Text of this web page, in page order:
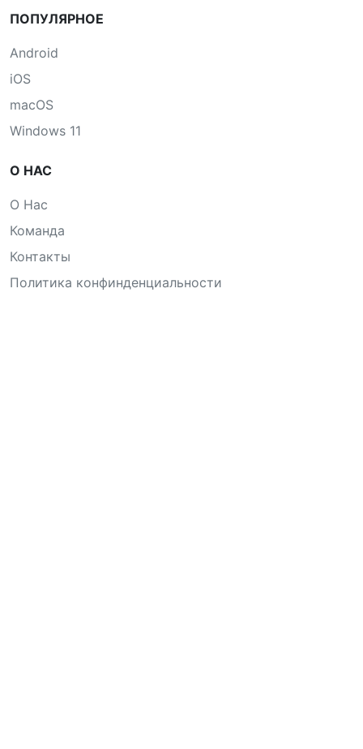
ПОПУЛЯРНОЕ
Android
iOS
macOS
Windows 11
О НАС
О Нас
Команда
Контакты
Политика конфинденциальности